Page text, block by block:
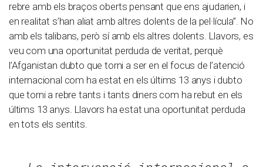
rebre amb els braços oberts pensant que ens ajudarien, i
en realitat s’han aliat amb altres dolents de la pel·lícula”. No
amb els talibans, però sí amb els altres dolents. Llavors, es
veu com una oportunitat perduda de veritat, perquè
l’Afganistan dubto que torni a ser en el focus de l’atenció
internacional com ha estat en els últims 13 anys i dubto
que torni a rebre tants i tants diners com ha rebut en els
últims 13 anys. Llavors ha estat una oportunitat perduda
en tots els sentits.